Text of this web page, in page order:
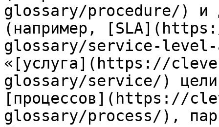
glossary/procedure/) и
(например,
glossary/service-level-
«[услуга](https://
glossary/service/)
[процессов](https://
glossary/process/),